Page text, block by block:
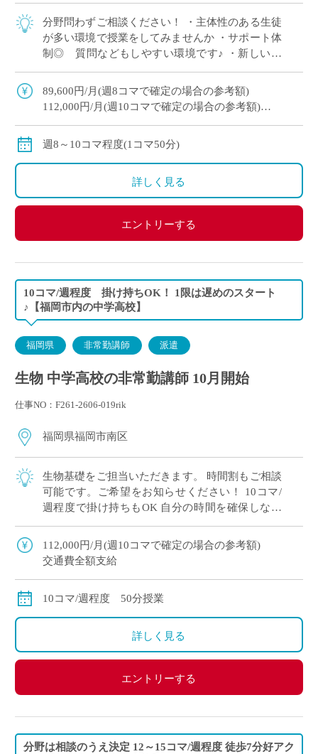
分野問わずご相談ください！ ・主体性のある生徒
が多い環境で授業をしてみませんか ・サポート体
制◎ 質問などもしやすい環境です♪ ・新しいこ
・週8～10コマ程度で掛け持ちOK！ […]
89,600円/月(週8コマで確定の場合の参考額)
112,000円/月(週10コマで確定の場合の参考額)
週8～10コマ程度(1コマ50分)
詳しく見る
エントリーする
10コマ/週程度 掛け持ちOK！ 1限は遅めのスタート
♪【福岡市内の中学高校】
福岡県 非常勤講師 派遣
生物 中学高校の非常勤講師 10月開始
仕事NO：F261-2606-019rik
福岡県福岡市南区
生物基礎をご担当いただきます。 時間割もご相談
可能です。ご希望をお知らせください！ 10コマ/
週程度で掛け持ちもOK 自分の時間を確保しなが
勤ラクラク♪
112,000円/月(週10コマで確定の場合の参考額)
交通費全額支給
10コマ/週程度 50分授業
詳しく見る
エントリーする
分野は相談のうえ決定 12～15コマ/週程度 徒歩7分好アク